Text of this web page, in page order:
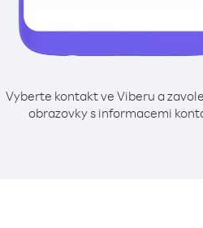
Vyberte kontakt ve Viberu a
obrazovky s informacemi